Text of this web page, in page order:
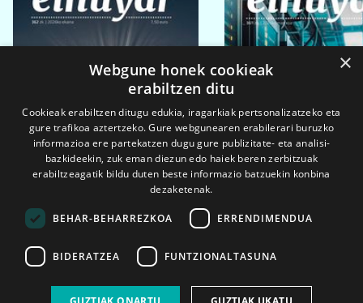
2026ko eka. 1a 2026ko mar. 1a
×
Webgune honek cookieak
erabiltzen ditu
Cookieak erabiltzen ditugu edukia, iragarkiak pertsonalizatzeko eta
gure trafikoa aztertzeko. Gure webgunearen erabilerari buruzko
informazioa ere partekatzen dugu gure publizitate- eta analisi-
bazkideekin, zuk eman diezun edo haiek beren zerbitzuak
erabiltzeagatik bildu duten beste informazio batzuekin konbina
dezaketenak.
BEHAR-BEHARREZKOA ERRENDIMENDUA
BIDERATZEA FUNTZIONALTASUNA